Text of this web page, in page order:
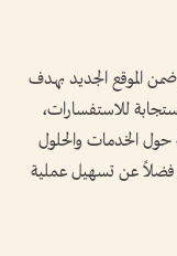
الموقع الجديد بهدف
للاستفسارات،
حول الخدمات والحلول
فضلاً عن تسهيل عملية